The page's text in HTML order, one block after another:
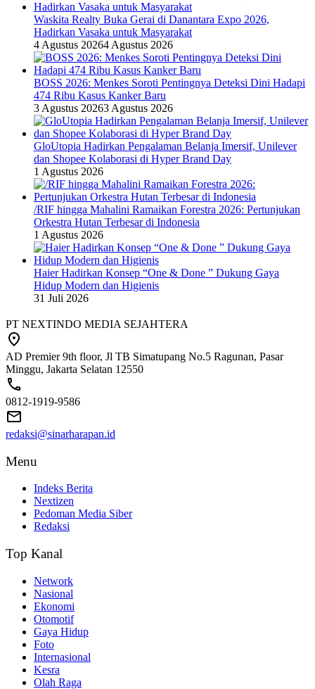
Waskita Realty Buka Gerai di Danantara Expo 2026,
Hadirkan Vasaka untuk Masyarakat
4 Agustus 20264 Agustus 2026
BOSS 2026: Menkes Soroti Pentingnya Deteksi Dini Hadapi
474 Ribu Kasus Kanker Baru
3 Agustus 20263 Agustus 2026
GloUtopia Hadirkan Pengalaman Belanja Imersif, Unilever
dan Shopee Kolaborasi di Hyper Brand Day
1 Agustus 2026
/RIF hingga Mahalini Ramaikan Forestra 2026: Pertunjukan
Orkestra Hutan Terbesar di Indonesia
1 Agustus 2026
Haier Hadirkan Konsep “One & Done ” Dukung Gaya
Hidup Modern dan Higienis
31 Juli 2026
PT NEXTINDO MEDIA SEJAHTERA
AD Premier 9th floor, Jl TB Simatupang No.5 Ragunan, Pasar
Minggu, Jakarta Selatan 12550
0812-1919-9586
redaksi@sinarharapan.id
Menu
Indeks Berita
Nextizen
Pedoman Media Siber
Redaksi
Top Kanal
Network
Nasional
Ekonomi
Otomotif
Gaya Hidup
Foto
Internasional
Kesra
Olah Raga